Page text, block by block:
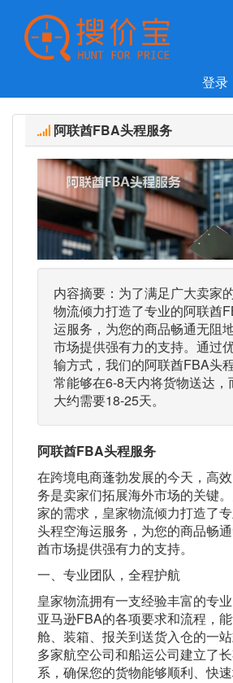
登录
阿联酋FBA头程服务
内容摘要：为了满足广大卖家
物流倾力打造了专业的阿联酋
运服务，为您的商品畅通无阻
市场提供强有力的支持。通过
输方式，我们的阿联酋FBA头
常能够在6-8天内将货物送达，
大约需要18-25天。
阿联酋FBA头程服务
在跨境电商蓬勃发展的今天，高
务是卖家们拓展海外市场的关键
家的需求，皇家物流倾力打造了
头程空海运服务，为您的商品畅
酋市场提供强有力的支持。
一、专业团队，全程护航
皇家物流拥有一支经验丰富的专
亚马逊FBA的各项要求和流程，
舱、装箱、报关到送货入仓的一
多家航空公司和船运公司建立了
系，确保您的货物能够顺利、快速